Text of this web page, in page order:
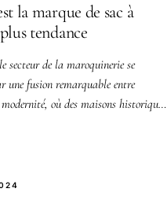
la marque de sac à
tendance
secteur de la maroquinerie se
une fusion remarquable entre
où des maisons historiques